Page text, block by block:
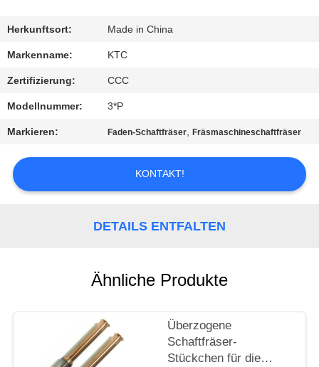
UNS
IN
VERBINDUNG
FORDERN
SIE
EIN
POLICY
Herkunftsort: Made in China
Markenname: KTC
Zertifizierung: CCC
Modellnummer: 3*P
Markieren: Faden-Schaftfräser,Fräsmaschineschaftfräser
KONTAKT!
DETAILS ENTFALTEN
Ähnliche Produkte
Überzogene
Schaftfräser-
Stückchen für die